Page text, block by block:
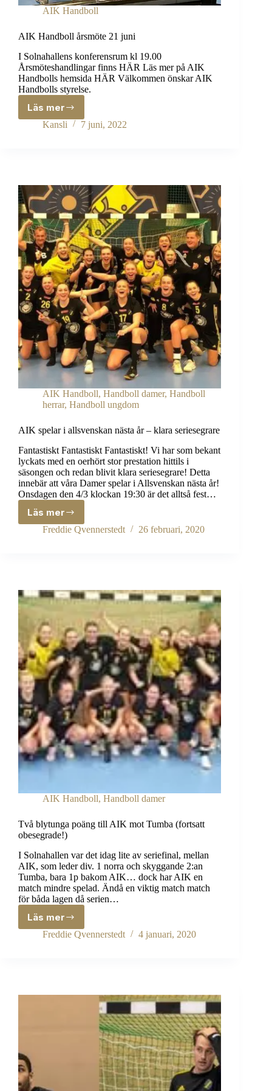
AIK Handboll
AIK Handboll årsmöte 21 juni
I Solnahallens konferensrum kl 19.00
Årsmöteshandlingar finns HÄR Läs mer på AIK
Handbolls hemsida HÄR Välkommen önskar AIK
Handbolls styrelse.
Läs mer
AIK
Handboll
Kansli 7 juni, 2022
AIK Handboll, Handboll damer, Handboll
herrar, Handboll ungdom
AIK spelar i allsvenskan nästa år – klara seriesegrare
Fantastiskt Fantastiskt Fantastiskt! Vi har som bekant
lyckats med en oerhört stor prestation hittils i
säsongen och redan blivit klara seriesegrare! Detta
innebär att våra Damer spelar i Allsvenskan nästa år!
Onsdagen den 4/3 klockan 19:30 är det alltså fest…
Läs mer
AIK
spelar
klara
seriesegrare
Freddie Qvennerstedt 26 februari, 2020
AIK Handboll, Handboll damer
Två blytunga poäng till AIK mot Tumba (fortsatt
obesegrade!)
I Solnahallen var det idag lite av seriefinal, mellan
AIK, som leder div. 1 norra och skyggande 2:an
Tumba, bara 1p bakom AIK… dock har AIK en
match mindre spelad. Ändå en viktig match match
för båda lagen då serien…
Läs mer
Två
blytunga
obesegrade!)
Freddie Qvennerstedt 4 januari, 2020